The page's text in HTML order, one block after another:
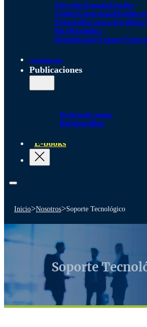
SalvadorEspañaEstados
UnidosGuatemalaHonduras
PanamáParaguayPerú
RicoRepública
DominicanaUruguay
Alianzas
Publicaciones
NoticiasEventos
BoletinesBlog
E-books
Inicio>Nosotros>Soporte Tecnológico
Soporte